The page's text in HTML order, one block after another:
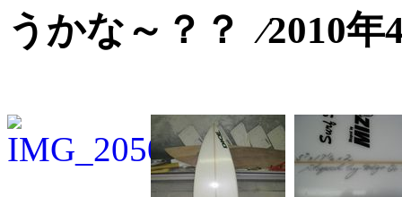
うかな～？？ ⁄2010年